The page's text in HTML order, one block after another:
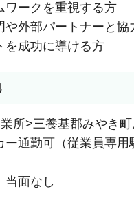
ワークを重視する方
や外部パートナーと協
を成功に導ける方
所>三養基郡みやき
ー通勤可（従業員専用
当面なし